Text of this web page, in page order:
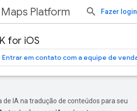
Maps Platform Fazer login
for iOS
Entrar em contato com a equipe de
de IA na tradução de conteúdos para seu